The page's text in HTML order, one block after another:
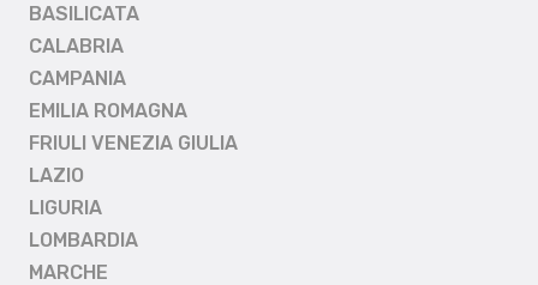
BASILICATA
CALABRIA
CAMPANIA
EMILIA ROMAGNA
FRIULI VENEZIA GIULIA
LAZIO
LIGURIA
LOMBARDIA
MARCHE